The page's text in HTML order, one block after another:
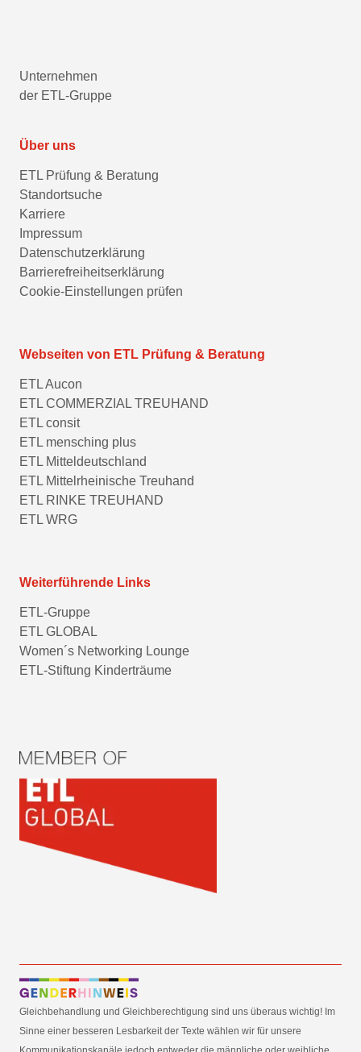
Unternehmen
der ETL-Gruppe
Über uns
ETL Prüfung & Beratung
Standortsuche
Karriere
Impressum
Datenschutzerklärung
Barrierefreiheitserklärung
Cookie-Einstellungen prüfen
Webseiten von ETL Prüfung & Beratung
ETL Aucon
ETL COMMERZIAL TREUHAND
ETL consit
ETL mensching plus
ETL Mitteldeutschland
ETL Mittelrheinische Treuhand
ETL RINKE TREUHAND
ETL WRG
Weiterführende Links
ETL-Gruppe
ETL GLOBAL
Women´s Networking Lounge
ETL-Stiftung Kinderträume
Gleichbehandlung und Gleichberechtigung sind uns überaus wichtig! Im
Sinne einer besseren Lesbarkeit der Texte wählen wir für unsere